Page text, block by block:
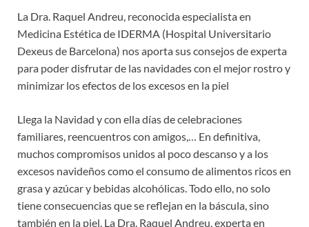
La Dra. Raquel Andreu, reconocida especialista en
Medicina Estética de IDERMA (Hospital Universitario
Dexeus de Barcelona) nos aporta sus consejos de experta
para poder disfrutar de las navidades con el mejor rostro y
minimizar los efectos de los excesos en la piel
Llega la Navidad y con ella días de celebraciones
familiares, reencuentros con amigos,… En definitiva,
muchos compromisos unidos al poco descanso y a los
excesos navideños como el consumo de alimentos ricos en
grasa y azúcar y bebidas alcohólicas. Todo ello, no solo
tiene consecuencias que se reflejan en la báscula, sino
también en la piel. La Dra. Raquel Andreu, experta en